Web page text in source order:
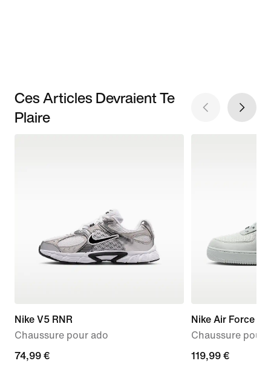
Ces Articles Devraient Te
Plaire
Nike V5 RNR
Chaussure pour ado
74,99 €
74,99 €
Nike Air Force 1
Chaussure pour
119,99 €
119,99 €